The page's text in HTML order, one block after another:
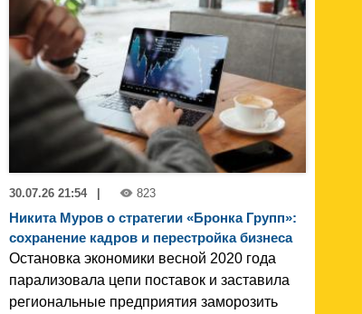
30.07.26 21:54 823
Никита Муров о стратегии «Бронка Групп»:
сохранение кадров и перестройка бизнеса
Остановка экономики весной 2020 года
парализовала цепи поставок и заставила
региональные предприятия заморозить